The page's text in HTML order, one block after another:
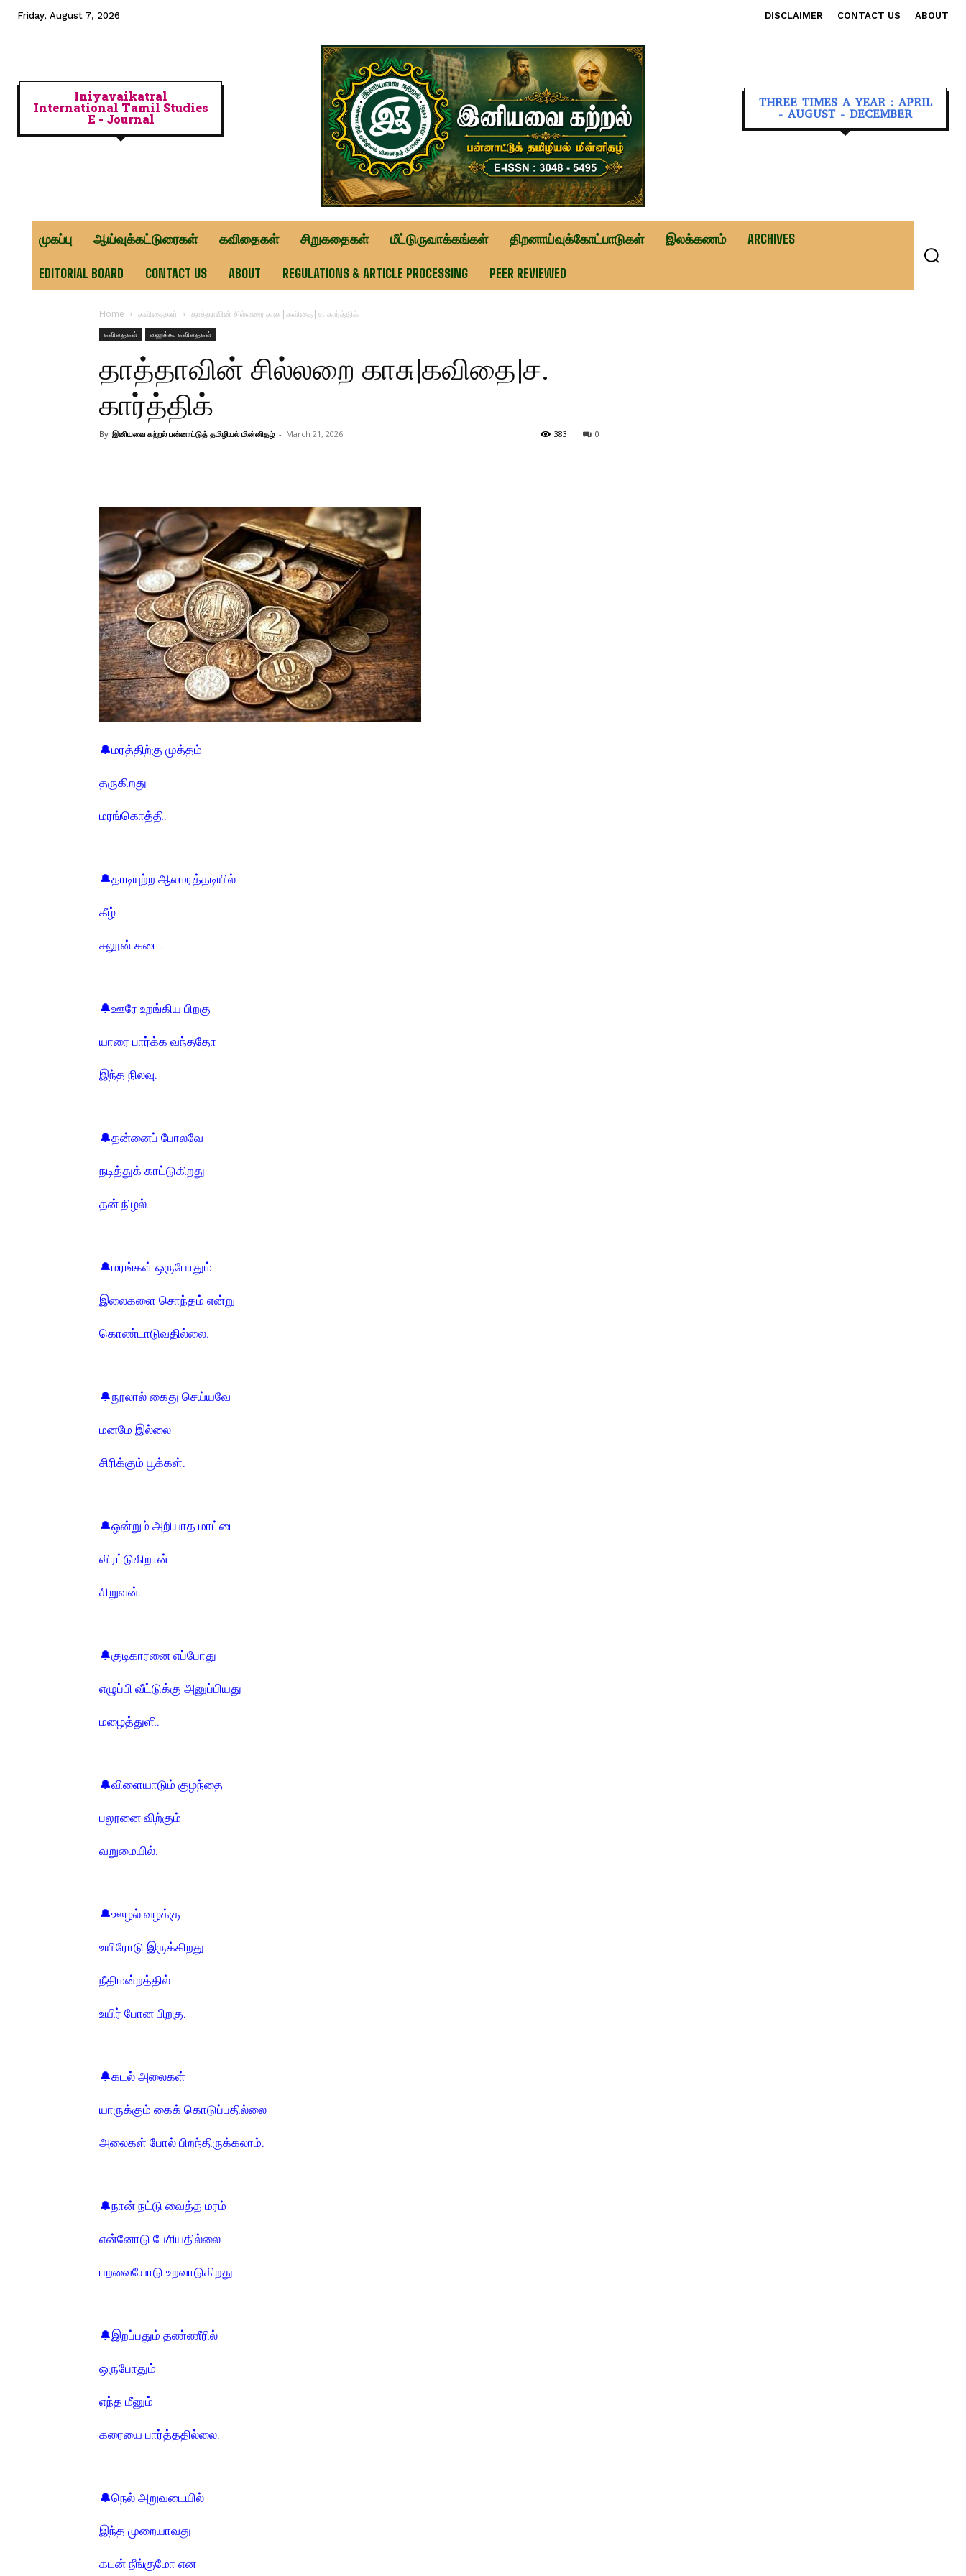
Friday, August 7, 2026 DISCLAIMER CONTACT US ABOUT
Iniyavaikatral
International Tamil Studies
E - Journal
THREE TIMES A YEAR : APRIL
- AUGUST - DECEMBER
முகப்பு ஆய்வுக்கட்டுரைகள் கவிதைகள் சிறுகதைகள் மீட்டுருவாக்கங்கள் திறனாய்வுக்கோட்பாடுகள் இலக்கணம் ARCHIVES
EDITORIAL BOARD CONTACT US ABOUT REGULATIONS & ARTICLE PROCESSING PEER REVIEWED
Home கவிதைகள் தாத்தாவின் சில்லறை காசு|கவிதை|ச. கார்த்திக்
கவிதைகள் ஹைக்கூ கவிதைகள்
தாத்தாவின் சில்லறை காசு|கவிதை|ச.
கார்த்திக்
By இனியவை கற்றல் பன்னாட்டுத் தமிழியல் மின்னிதழ் - March 21, 2026 0
383
🔔மரத்திற்கு முத்தம்
தருகிறது
மரங்கொத்தி.
🔔தாடியுற்ற ஆலமரத்தடியில்
கீழ்
சலூன் கடை.
🔔ஊரே உறங்கிய பிறகு
யாரை பார்க்க வந்ததோ
இந்த நிலவு.
🔔தன்னைப் போலவே
நடித்துக் காட்டுகிறது
தன் நிழல்.
🔔மரங்கள் ஒருபோதும்
இலைகளை சொந்தம் என்று
கொண்டாடுவதில்லை.
🔔நூலால் கைது செய்யவே
மனமே இல்லை
சிரிக்கும் பூக்கள்.
🔔ஒன்றும் அறியாத மாட்டை
விரட்டுகிறான்
சிறுவன்.
🔔குடிகாரனை எப்போது
எழுப்பி வீட்டுக்கு அனுப்பியது
மழைத்துளி.
🔔விளையாடும் குழந்தை
பலூனை விற்கும்
வறுமையில்.
🔔ஊழல் வழக்கு
உயிரோடு இருக்கிறது
நீதிமன்றத்தில்
உயிர் போன பிறகு.
🔔கடல் அலைகள்
யாருக்கும் கைக் கொடுப்பதில்லை
அலைகள் போல் பிறந்திருக்கலாம்.
🔔நான் நட்டு வைத்த மரம்
என்னோடு பேசியதில்லை
பறவையோடு உறவாடுகிறது.
🔔இறப்பதும் தண்ணீரில்
ஒருபோதும்
எந்த மீனும்
கரையை பார்த்ததில்லை.
🔔நெல் அறுவடையில்
இந்த முறையாவது
கடன் நீங்குமோ என